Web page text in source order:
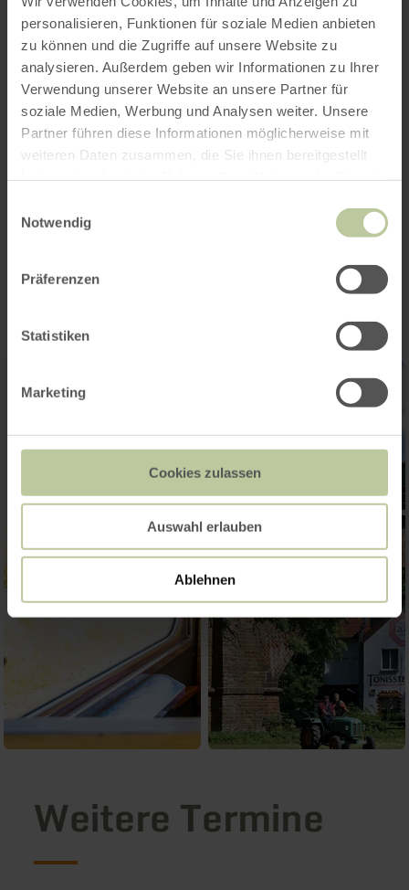
personalisieren, Funktionen für soziale Medien anbieten
zu können und die Zugriffe auf unsere Website zu
analysieren. Außerdem geben wir Informationen zu Ihrer
Verwendung unserer Website an unsere Partner für
soziale Medien, Werbung und Analysen weiter. Unsere
Partner führen diese Informationen möglicherweise mit
weiteren Daten zusammen, die Sie ihnen bereitgestellt
Notwendig
Präferenzen
Statistiken
Marketing
Cookies zulassen
Auswahl erlauben
Ablehnen
werden.
Der Fahrpreis beinhaltet die Fahrt im
dampfbespannten "Vulkan-Expreß", einen
Aperitif, das Abendessen sowie eine
Getränkeauswahl.
Impressionen
Weitere Termine